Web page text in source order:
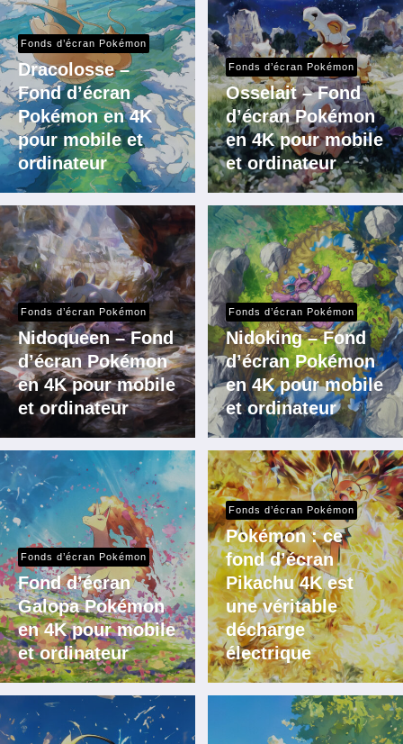
Fonds d’écran Pokémon
Dracolosse –
Fond d’écran
Pokémon en 4K
pour mobile et
ordinateur
Fonds d’écran Pokémon
Osselait – Fond
d’écran Pokémon
en 4K pour mobile
et ordinateur
Fonds d’écran Pokémon
Nidoqueen – Fond
d’écran Pokémon
en 4K pour mobile
et ordinateur
Fonds d’écran Pokémon
Nidoking – Fond
d’écran Pokémon
en 4K pour mobile
et ordinateur
Fonds d’écran Pokémon
Fond d’écran
Galopa Pokémon
en 4K pour mobile
et ordinateur
Fonds d’écran Pokémon
Pokémon : ce
fond d’écran
Pikachu 4K est
une véritable
décharge
électrique